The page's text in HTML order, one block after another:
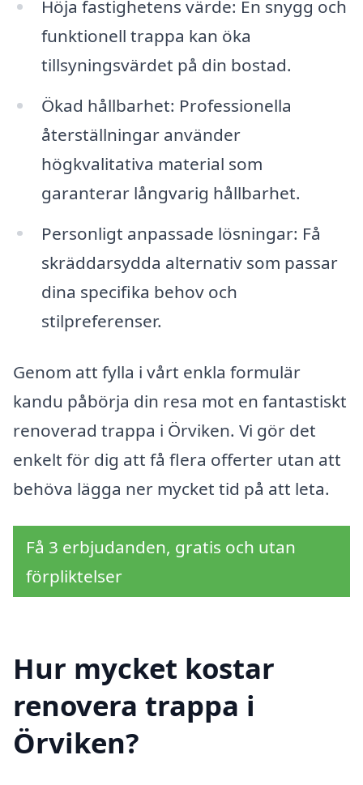
Höja fastighetens värde: En snygg och
funktionell trappa kan öka
tillsyningsvärdet på din bostad.
Ökad hållbarhet: Professionella
återställningar använder
högkvalitativa material som
garanterar långvarig hållbarhet.
Personligt anpassade lösningar: Få
skräddarsydda alternativ som passar
dina specifika behov och
stilpreferenser.
Genom att fylla i vårt enkla formulär
kandu påbörja din resa mot en fantastiskt
renoverad trappa i Örviken. Vi gör det
enkelt för dig att få flera offerter utan att
behöva lägga ner mycket tid på att leta.
Få 3 erbjudanden, gratis och utan
förpliktelser
Hur mycket kostar
renovera trappa i
Örviken?